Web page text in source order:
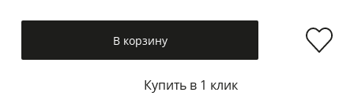
В корзину
Купить в 1 клик